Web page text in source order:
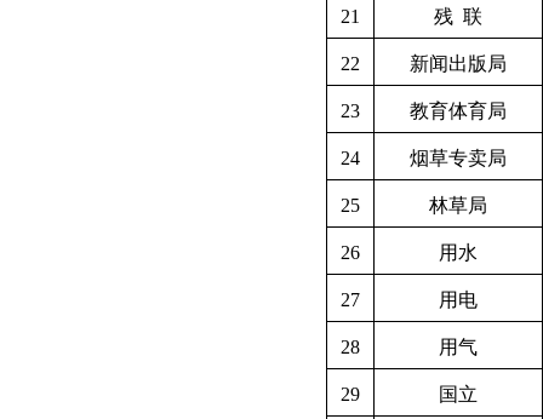
21 残 联
22 新闻出版局
23 教育体育局
24 烟草专卖局
25 林草局
26 用水
27 用电
28 用气
29 国立